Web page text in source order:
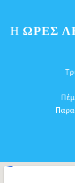
Η ΩΡΕΣ